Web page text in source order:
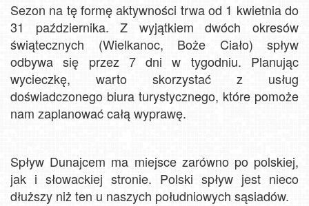
Sezon na tę formę aktywności trwa od 1 kwietnia do
31 października. Z wyjątkiem dwóch okresów
świątecznych (Wielkanoc, Boże Ciało) spływ
odbywa się przez 7 dni w tygodniu. Planując
wycieczkę, warto skorzystać z usług
doświadczonego biura turystycznego, które pomoże
nam zaplanować całą wyprawę.
Spływ Dunajcem ma miejsce zarówno po polskiej,
jak i słowackiej stronie. Polski spływ jest nieco
dłuższy niż ten u naszych południowych sąsiadów.